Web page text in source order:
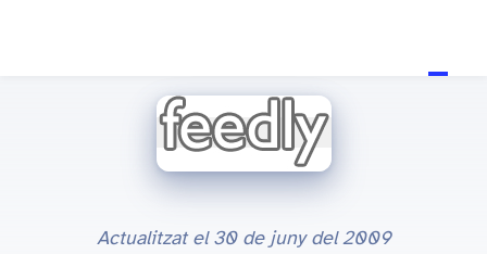
Actualitzat el 30 de juny del 2009